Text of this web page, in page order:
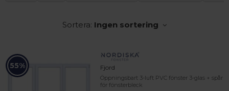
fokus på kvalitet, omtanke och djup kompetens.
Sortera: Ingen sortering
55% Fjord
Öppningsbart 3-luft PVC fönster 3-glas + spår
för fönsterbleck